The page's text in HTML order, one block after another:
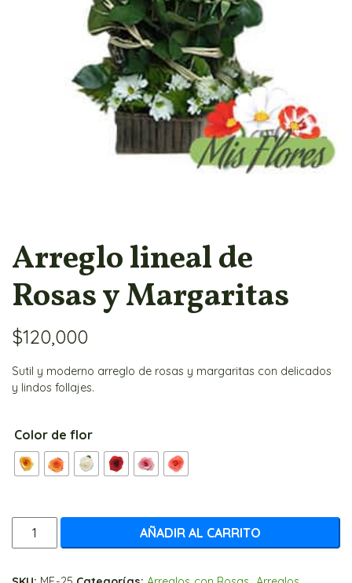
Arreglo lineal de
Rosas y Margaritas
$120,000
Sutil y moderno arreglo de rosas y margaritas con delicados
y lindos follajes.
Color de flor
Arreglo
lineal
AÑADIR AL CARRITO